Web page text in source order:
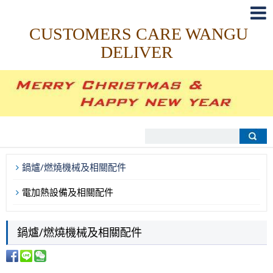
CUSTOMERS CARE WANGU
DELIVER
鍋爐/燃燒機械及相關配件
電加熱設備及相關配件
鍋爐/燃燒機械及相關配件